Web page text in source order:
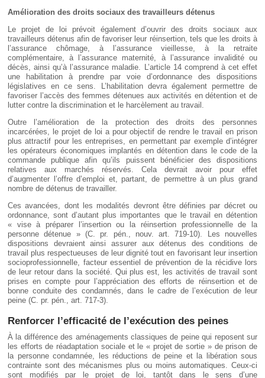
Amélioration des droits sociaux des travailleurs détenus
Le projet de loi prévoit également d’ouvrir des droits sociaux aux
travailleurs détenus afin de favoriser leur réinsertion, tels que les droits à
l’assurance chômage, à l’assurance vieillesse, à la retraite
complémentaire, à l’assurance maternité, à l’assurance invalidité ou
décès, ainsi qu’à l’assurance maladie. L’article 14 comprend à cet effet
une habilitation à prendre par voie d’ordonnance des dispositions
législatives en ce sens. L’habilitation devra également permettre de
favoriser l’accès des femmes détenues aux activités en détention et de
lutter contre la discrimination et le harcèlement au travail.
Outre l’amélioration de la protection des droits des personnes
incarcérées, le projet de loi a pour objectif de rendre le travail en prison
plus attractif pour les entreprises, en permettant par exemple d’intégrer
les opérateurs économiques implantés en détention dans le code de la
commande publique afin qu’ils puissent bénéficier des dispositions
relatives aux marchés réservés. Cela devrait avoir pour effet
d’augmenter l’offre d’emploi et, partant, de permettre à un plus grand
nombre de détenus de travailler.
Ces avancées, dont les modalités devront être définies par décret ou
ordonnance, sont d’autant plus importantes que le travail en détention
« vise à préparer l’insertion ou la réinsertion professionnelle de la
personne détenue » (C. pr. pén., nouv. art. 719-10). Les nouvelles
dispositions devraient ainsi assurer aux détenus des conditions de
travail plus respectueuses de leur dignité tout en favorisant leur insertion
socioprofessionnelle, facteur essentiel de prévention de la récidive lors
de leur retour dans la société. Qui plus est, les activités de travail sont
prises en compte pour l’appréciation des efforts de réinsertion et de
bonne conduite des condamnés, dans le cadre de l’exécution de leur
peine (C. pr. pén., art. 717-3).
Renforcer l’efficacité de l’exécution des peines
À la différence des aménagements classiques de peine qui reposent sur
les efforts de réadaptation sociale et le « projet de sortie » de prison de
la personne condamnée, les réductions de peine et la libération sous
contrainte sont des mécanismes plus ou moins automatiques. Ceux-ci
sont modifiés par le projet de loi, tantôt dans le sens d’une